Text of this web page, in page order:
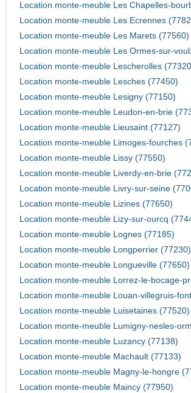
Location monte-meuble Les Chapelles-
Location monte-meuble Les Ecrennes
Location monte-meuble Les Marets (77560)
Location monte-meuble Les Ormes-sur-
Location monte-meuble Lescherolles
Location monte-meuble Lesches (77450)
Location monte-meuble Lesigny (77150)
Location monte-meuble Leudon-en-brie
Location monte-meuble Lieusaint (77127)
Location monte-meuble Limoges-fourches
Location monte-meuble Lissy (77550)
Location monte-meuble Liverdy-en-brie
Location monte-meuble Livry-sur-seine
Location monte-meuble Lizines (77650)
Location monte-meuble Lizy-sur-ourcq
Location monte-meuble Lognes (77185)
Location monte-meuble Longperrier (77230)
Location monte-meuble Longueville (77650)
Location monte-meuble Lorrez-le-bocage-
Location monte-meuble Louan-villegruis-
Location monte-meuble Luisetaines (77520)
Location monte-meuble Lumigny-nesles-
Location monte-meuble Luzancy (77138)
Location monte-meuble Machault (77133)
Location monte-meuble Magny-le-hongre
Location monte-meuble Maincy (77950)